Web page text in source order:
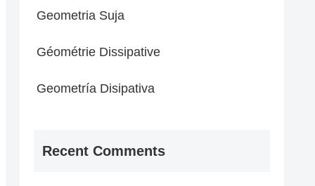
Geometria Suja
Géométrie Dissipative
Geometría Disipativa
Recent Comments